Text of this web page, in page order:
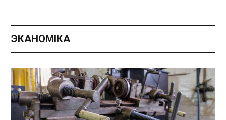
ЭКАНОМІКА